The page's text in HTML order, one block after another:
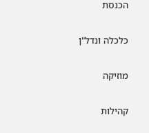
הכנסת
כלכלה ונדל"ן
מוזיקה
קהילות